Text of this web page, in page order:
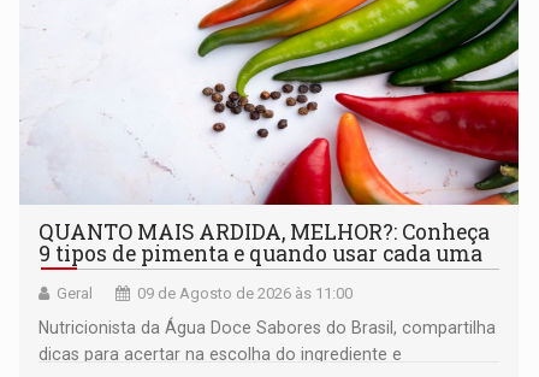
QUANTO MAIS ARDIDA, MELHOR?: Conheça
9 tipos de pimenta e quando usar cada uma
Geral 09 de Agosto de 2026 às 11:00
Nutricionista da Água Doce Sabores do Brasil, compartilha
dicas para acertar na escolha do ingrediente e